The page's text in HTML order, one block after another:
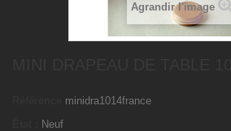
Agrandir l'image
minidra1014france
Neuf